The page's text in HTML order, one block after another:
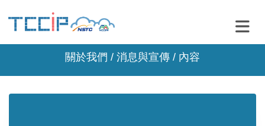
關於我們 / 消息與宣傳 / 內容